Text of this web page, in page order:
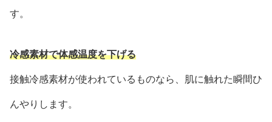
す。
冷感素材で体感温度を下げる
接触冷感素材が使われているものなら、肌に触れた瞬間ひ
んやりします。